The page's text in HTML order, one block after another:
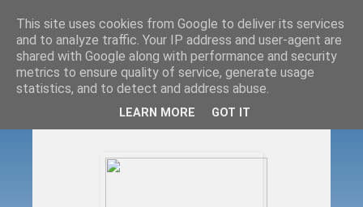
2012. 02. 09.
Horvát siklás
This site uses cookies from Google to deliver its services
and to analyze traffic. Your IP address and user-agent are
shared with Google along with performance and security
metrics to ensure quality of service, generate usage
statistics, and to detect and address abuse.
LEARN MORE GOT IT